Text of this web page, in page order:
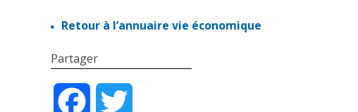
Retour à l’annuaire vie économique
Partager
Facebook